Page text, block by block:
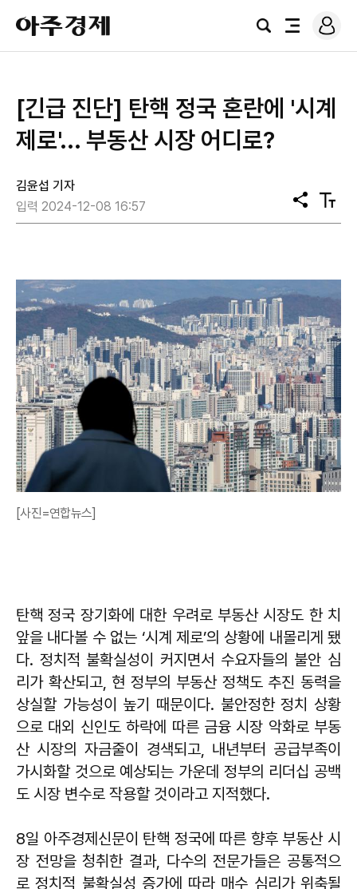
아
주
경
검
전
로
그
[긴급 진단] 탄핵 정국 혼란에 '시계
제로'... 부동산 시장 어디로?
김윤섭 기자
입력 2024-12-08 16:57
공
유
텍
스
[사진=연합뉴스]
탄핵 정국 장기화에 대한 우려로 부동산 시장도 한 치
앞을 내다볼 수 없는 ‘시계 제로’의 상황에 내몰리게 됐
다. 정치적 불확실성이 커지면서 수요자들의 불안 심
리가 확산되고, 현 정부의 부동산 정책도 추진 동력을
상실할 가능성이 높기 때문이다. 불안정한 정치 상황
으로 대외 신인도 하락에 따른 금융 시장 악화로 부동
산 시장의 자금줄이 경색되고, 내년부터 공급부족이
가시화할 것으로 예상되는 가운데 정부의 리더십 공백
도 시장 변수로 작용할 것이라고 지적했다.
8일 아주경제신문이 탄핵 정국에 따른 향후 부동산 시
장 전망을 청취한 결과, 다수의 전문가들은 공통적으
로 정치적 불확실성 증가에 따라 매수 심리가 위축될